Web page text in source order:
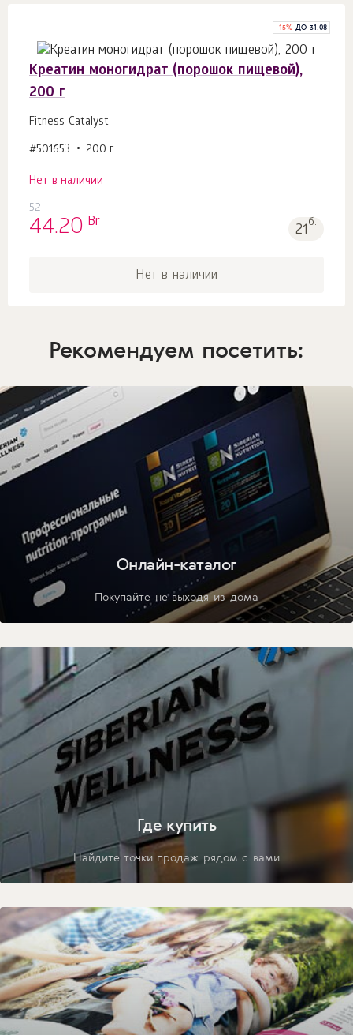
-15% ДО 31.08
Креатин моногидрат (порошок пищевой),
200 г
Fitness Catalyst
#501653 200 г
Нет в наличии
52
44.20 Br 21б.
Нет в наличии
Рекомендуем посетить:
Онлайн-каталог
Покупайте не выходя из дома
Где купить
Найдите точки продаж рядом с вами